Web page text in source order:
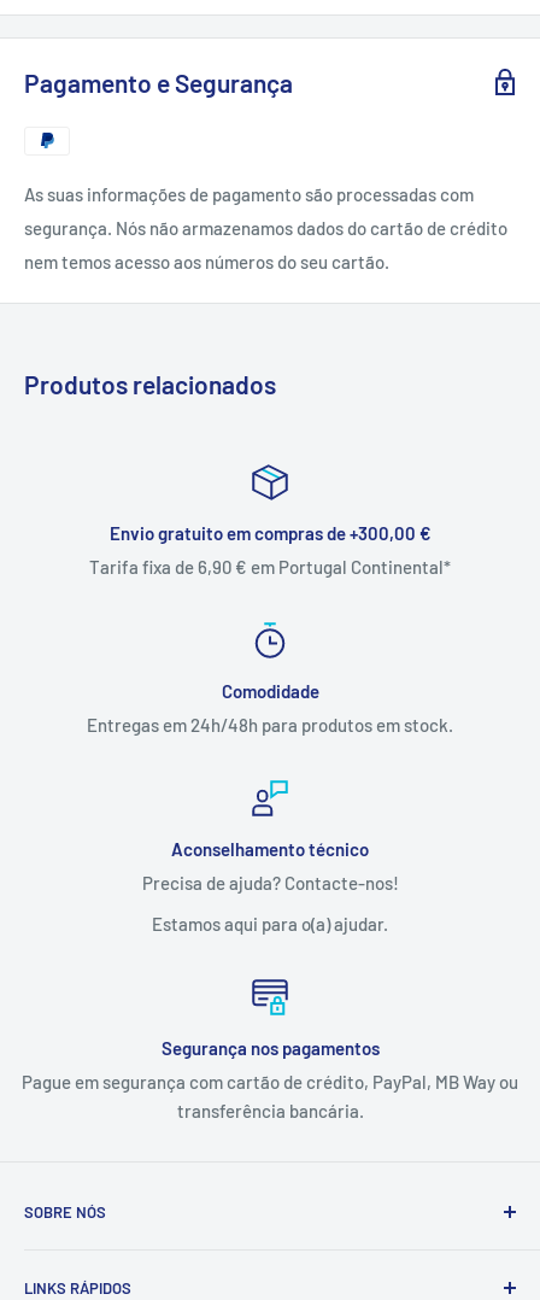
Pagamento e Segurança
As suas informações de pagamento são processadas com
segurança. Nós não armazenamos dados do cartão de crédito
nem temos acesso aos números do seu cartão.
Produtos relacionados
Envio gratuito em compras de +300,00 €
Tarifa fixa de 6,90 € em Portugal Continental*
Comodidade
Entregas em 24h/48h para produtos em stock.
Aconselhamento técnico
Precisa de ajuda? Contacte-nos!
Estamos aqui para o(a) ajudar.
Segurança nos pagamentos
Pague em segurança com cartão de crédito, PayPal, MB Way ou
transferência bancária.
SOBRE NÓS
fornece e executa soluções de pintura e proteção
LINKS RÁPIDOS